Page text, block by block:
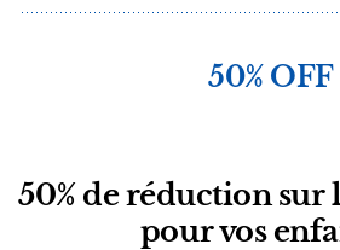
50% OFF
50% de réduction sur
pour vos